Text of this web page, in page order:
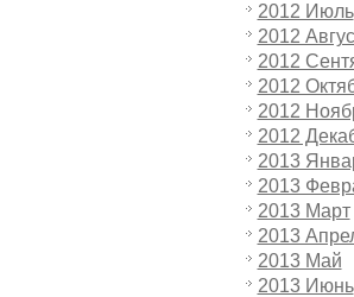
2012 Июль
2012
2012
2012
2012
2012
2013
2013
2013 Март
2013
2013 Май
2013 Июнь